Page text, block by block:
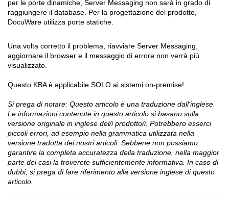
per le porte dinamiche, Server Messaging non sarà in grado di
raggiungere il database. Per la progettazione del prodotto,
DocuWare utilizza porte statiche.
Una volta corretto il problema, riavviare Server Messaging,
aggiornare il browser e il messaggio di errore non verrà più
visualizzato.
Questo KBA è applicabile SOLO ai sistemi on-premise!
Si prega di notare: Questo articolo è una traduzione dall'inglese.
Le informazioni contenute in questo articolo si basano sulla
versione originale in inglese del/i prodotto/i. Potrebbero esserci
piccoli errori, ad esempio nella grammatica utilizzata nella
versione tradotta dei nostri articoli. Sebbene non possiamo
garantire la completa accuratezza della traduzione, nella maggior
parte dei casi la troverete sufficientemente informativa. In caso di
dubbi, si prega di fare riferimento alla versione inglese di questo
articolo.